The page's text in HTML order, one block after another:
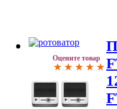
Оцените товар